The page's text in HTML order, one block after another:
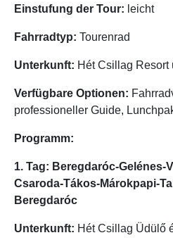
Einstufung der Tour: leicht
Fahrradtyp: Tourenrad
Unterkunft: Hét Csillag Resort
Verfügbare Optionen:
professioneller Guide,
Programm:
1. Tag: Beregdaróc-Gelénes-
Csaroda-Tákos-Márokpapi-
Beregdaróc
Unterkunft: Hét Csillag Üdülő